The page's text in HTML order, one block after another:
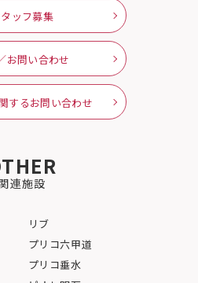
ッフ募集
お問い合わせ
するお問い合わせ
連施設
リブ
プリコ六甲道
プリコ垂水